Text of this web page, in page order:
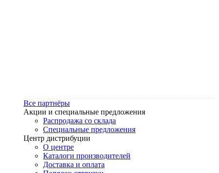
Все партнёры
Акции и специальные предложения
Распродажа со склада
Специальные предложения
Центр дистрибуции
О центре
Каталоги производителей
Доставка и оплата